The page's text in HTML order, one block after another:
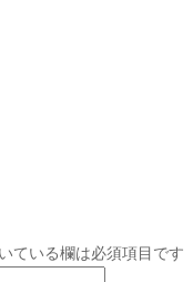
ている欄は必須項目です